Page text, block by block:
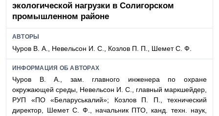
экологической нагрузки в Солигорском
промышленном районе
АВТОРЫ
Чуров В. А., Невельсон И. С., Козлов П. П., Шемет С. Ф.
ИНФОРМАЦИЯ ОБ АВТОРАХ
Чуров В. А., зам. главного инженера по охране
окружающей среды, Невельсон И. С., главный маркшейдер,
РУП «ПО «Беларуськалий»; Козлов П. П., технический
директор, Шемет С. Ф., начальник ПТО, канд. техн. наук,